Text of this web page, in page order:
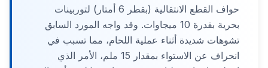
حواف القطع الانتقالية (بقطر 6 أمتار) لتوربينات
بحرية بقدرة 10 ميجاوات. وقد واجه المورد السابق
تشوهات شديدة أثناء عملية اللحام، مما تسبب في
انحراف عن الاستواء بمقدار 15 ملم، الأمر الذي